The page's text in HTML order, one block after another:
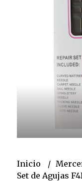
Inicio
Set de Agujas